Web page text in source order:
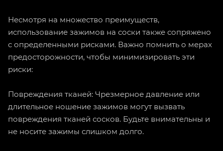
Несмотря на множество преимуществ,
использование зажимов на соски также сопряжено
с определенными рисками. Важно помнить о мерах
предосторожности, чтобы минимизировать эти
риски:
Повреждения тканей: Чрезмерное давление или
длительное ношение зажимов могут вызвать
повреждения тканей сосков. Будьте внимательны и
не носите зажимы слишком долго.